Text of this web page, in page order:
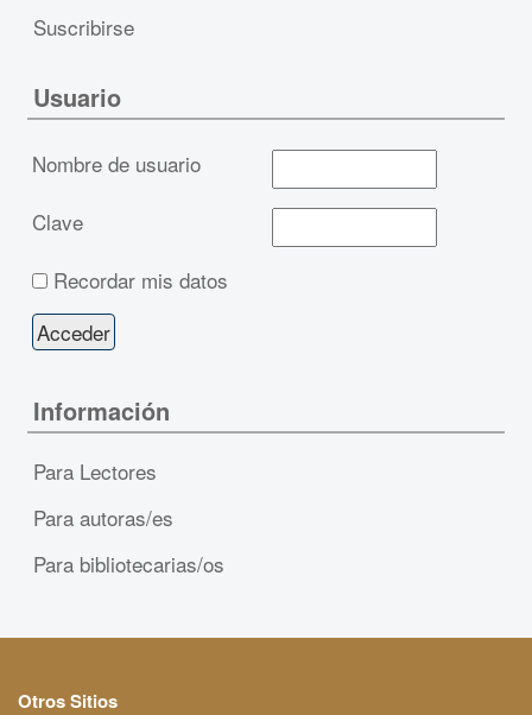
Suscribirse
Usuario
Nombre de usuario
Clave
Recordar mis datos
Información
Para Lectores
Para autoras/es
Para bibliotecarias/os
Otros Sitios